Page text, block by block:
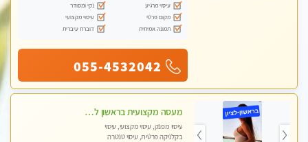
עיסוי מרגיע
נקי ומסודר
מקום פרטי
עיסוי מקצועי
תמונה אמיתית
דוברת עיברית
055-4532042
מעסה מקצועית בראשון לציון קליניקה פרטית לבריאות הגוף לעיסוי מקצועי ומפנק -שעות עבודה -10:00-23:00
עיסוי מפנק, עיסוי מקצועי, עיסוי
בקלניקה פרטית, עיסוי טנטרה